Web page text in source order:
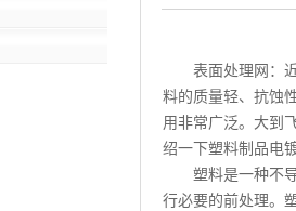
表面处理网：近
料的质量轻、抗蚀
用非常广泛。大到
绍一下塑料制品电
塑料是一种不导
行必要的前处理。